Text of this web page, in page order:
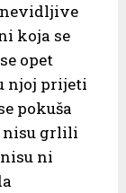
koja se
opet
njoj prijeti
pokuša
nisu grlili
ni